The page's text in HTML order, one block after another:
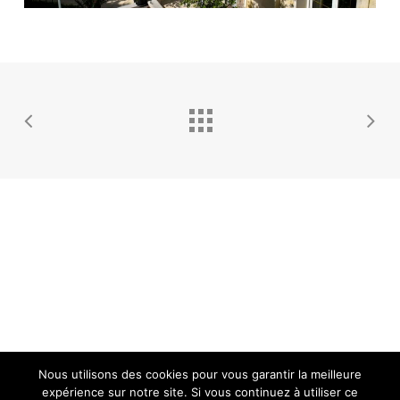
facebookinstagramtripadvisoremail
Nous utilisons des cookies pour vous garantir la meilleure
expérience sur notre site. Si vous continuez à utiliser ce